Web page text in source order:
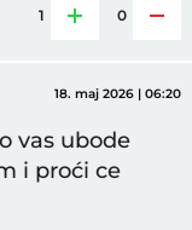
1 0
18. maj 2026 | 06:20
vas ubode
i proći ce